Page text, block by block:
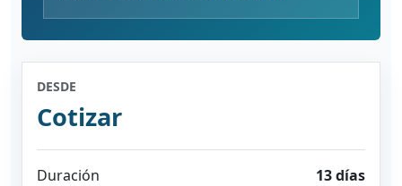
DESDE
Cotizar
Duración
13 días